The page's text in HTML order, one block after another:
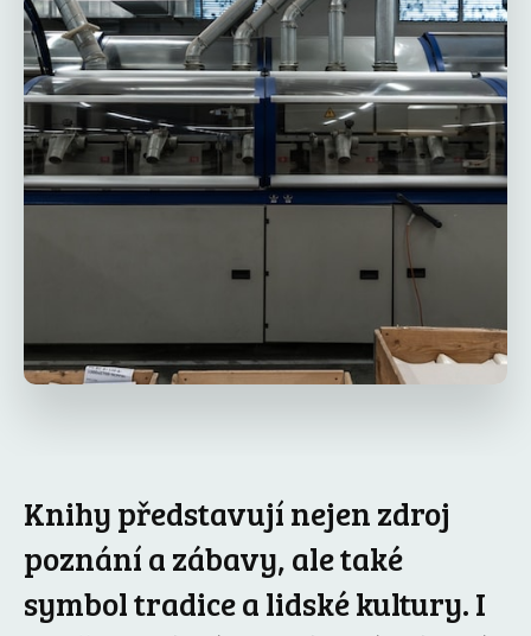
Knihy představují nejen zdroj
poznání a zábavy, ale také
symbol tradice a lidské kultury. I